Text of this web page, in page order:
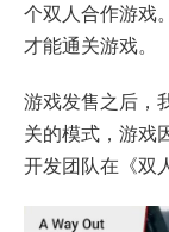
个双人合作游戏
才能通关游戏。
游戏发售之后，
关的模式，游戏
开发团队在《双